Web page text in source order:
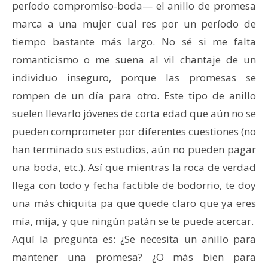
período compromiso-boda— el anillo de promesa
marca a una mujer cual res por un período de
tiempo bastante más largo. No sé si me falta
romanticismo o me suena al vil chantaje de un
individuo inseguro, porque las promesas se
rompen de un día para otro. Este tipo de anillo
suelen llevarlo jóvenes de corta edad que aún no se
pueden comprometer por diferentes cuestiones (no
han terminado sus estudios, aún no pueden pagar
una boda, etc.). Así que mientras la roca de verdad
llega con todo y fecha factible de bodorrio, te doy
una más chiquita pa que quede claro que ya eres
mía, mija, y que ningún patán se te puede acercar.
Aquí la pregunta es: ¿Se necesita un anillo para
mantener una promesa? ¿O más bien para